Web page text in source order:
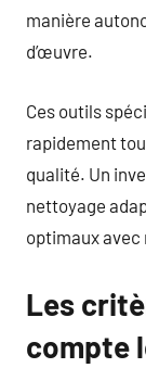
manière
d’œuvre.
Ces outils
rapidement
qualité. Un
nettoyage
optimaux avec
Les
compte